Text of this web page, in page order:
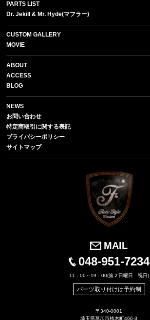
PARTS LIST
Dr. Jekill & Mr. Hyde(マフラー)
CUSTOM GALLERY
MOVIE
ABOUT
ACCESS
BLOG
NEWS
お問い合わせ
特定商取引に関する表記
プライバシーポリシー
サイトマップ
MAIL
048-951-7234
11：00～19：00(第２日曜日 祝日)
パーツ取り付けは予約制
〒340-0001
埼玉県草加市柿木町466-3